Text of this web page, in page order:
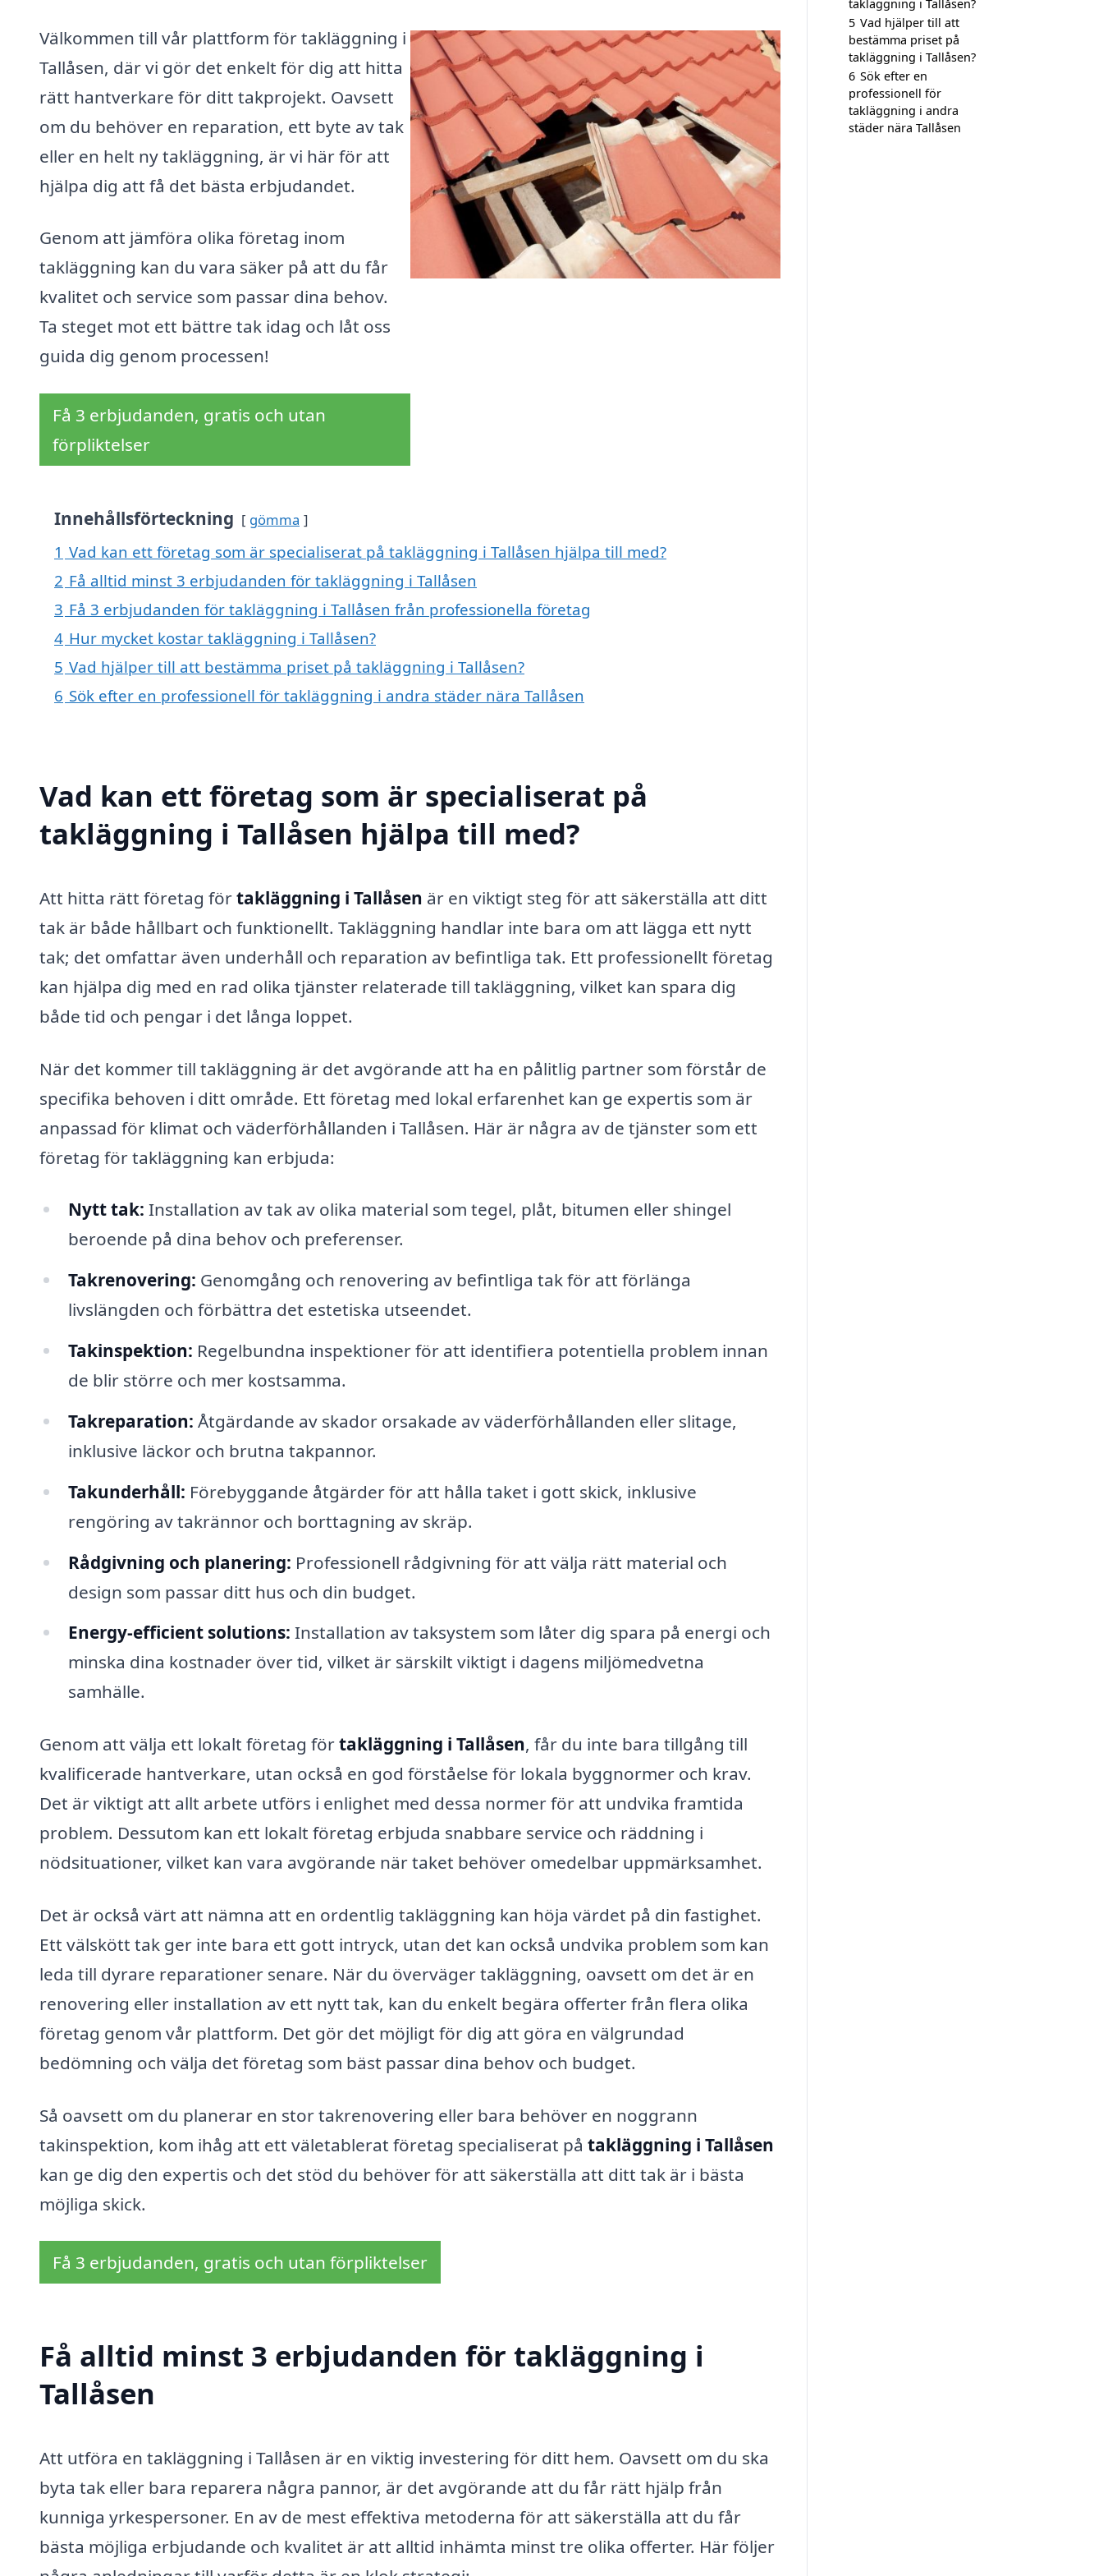
Välkommen till vår plattform för takläggning i
Tallåsen, där vi gör det enkelt för dig att hitta
rätt hantverkare för ditt takprojekt. Oavsett
om du behöver en reparation, ett byte av tak
eller en helt ny takläggning, är vi här för att
hjälpa dig att få det bästa erbjudandet.
Genom att jämföra olika företag inom
takläggning kan du vara säker på att du får
kvalitet och service som passar dina behov.
Ta steget mot ett bättre tak idag och låt oss
guida dig genom processen!
Få 3 erbjudanden, gratis och utan
förpliktelser
Innehållsförteckning gömma
1 Vad kan ett företag som är specialiserat på takläggning i Tallåsen hjälpa till med?
2 Få alltid minst 3 erbjudanden för takläggning i Tallåsen
3 Få 3 erbjudanden för takläggning i Tallåsen från professionella företag
4 Hur mycket kostar takläggning i Tallåsen?
5 Vad hjälper till att bestämma priset på takläggning i Tallåsen?
6 Sök efter en professionell för takläggning i andra städer nära Tallåsen
Vad kan ett företag som är specialiserat på
takläggning i Tallåsen hjälpa till med?
Att hitta rätt företag förtakläggning i Tallåsen är en viktigt steg för att säkerställa att ditt
tak är både hållbart och funktionellt. Takläggning handlar inte bara om att lägga ett nytt
tak; det omfattar även underhåll och reparation av befintliga tak. Ett professionellt företag
kan hjälpa dig med en rad olika tjänster relaterade till takläggning, vilket kan spara dig
både tid och pengar i det långa loppet.
När det kommer till takläggning är det avgörande att ha en pålitlig partner som förstår de
specifika behoven i ditt område. Ett företag med lokal erfarenhet kan ge expertis som är
anpassad för klimat och väderförhållanden i Tallåsen. Här är några av de tjänster som ett
företag för takläggning kan erbjuda:
Nytt tak: Installation av tak av olika material som tegel, plåt, bitumen eller shingel
beroende på dina behov och preferenser.
Takrenovering: Genomgång och renovering av befintliga tak för att förlänga
livslängden och förbättra det estetiska utseendet.
Takinspektion: Regelbundna inspektioner för att identifiera potentiella problem innan
de blir större och mer kostsamma.
Takreparation: Åtgärdande av skador orsakade av väderförhållanden eller slitage,
inklusive läckor och brutna takpannor.
Takunderhåll: Förebyggande åtgärder för att hålla taket i gott skick, inklusive
rengöring av takrännor och borttagning av skräp.
Rådgivning och planering: Professionell rådgivning för att välja rätt material och
design som passar ditt hus och din budget.
Energy-efficient solutions: Installation av taksystem som låter dig spara på energi och
minska dina kostnader över tid, vilket är särskilt viktigt i dagens miljömedvetna
samhälle.
Genom att välja ett lokalt företag förtakläggning i Tallåsen, får du inte bara tillgång till
kvalificerade hantverkare, utan också en god förståelse för lokala byggnormer och krav.
Det är viktigt att allt arbete utförs i enlighet med dessa normer för att undvika framtida
problem. Dessutom kan ett lokalt företag erbjuda snabbare service och räddning i
nödsituationer, vilket kan vara avgörande när taket behöver omedelbar uppmärksamhet.
Det är också värt att nämna att en ordentlig takläggning kan höja värdet på din fastighet.
Ett välskött tak ger inte bara ett gott intryck, utan det kan också undvika problem som kan
leda till dyrare reparationer senare. När du överväger takläggning, oavsett om det är en
renovering eller installation av ett nytt tak, kan du enkelt begära offerter från flera olika
företag genom vår plattform. Det gör det möjligt för dig att göra en välgrundad
bedömning och välja det företag som bäst passar dina behov och budget.
Så oavsett om du planerar en stor takrenovering eller bara behöver en noggrann
takinspektion, kom ihåg att ett väletablerat företag specialiserat på takläggning i Tallåsen
kan ge dig den expertis och det stöd du behöver för att säkerställa att ditt tak är i bästa
möjliga skick.
Få 3 erbjudanden, gratis och utan förpliktelser
Få alltid minst 3 erbjudanden för takläggning i
Tallåsen
Att utföra en takläggning i Tallåsen är en viktig investering för ditt hem. Oavsett om du ska
byta tak eller bara reparera några pannor, är det avgörande att du får rätt hjälp från
kunniga yrkespersoner. En av de mest effektiva metoderna för att säkerställa att du får
bästa möjliga erbjudande och kvalitet är att alltid inhämta minst tre olika offerter. Här följer
takläggning i Tallåsen?
5 Vad hjälper till att
bestämma priset på
takläggning i Tallåsen?
6 Sök efter en
professionell för
takläggning i andra
städer nära Tallåsen